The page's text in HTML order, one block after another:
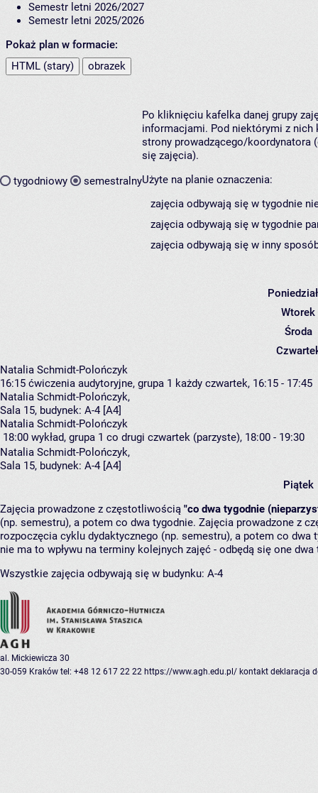
Semestr letni 2026/2027
Semestr letni 2025/2026
Pokaż plan w formacie:
HTML (stary)
obrazek
tygodniowy semestralny
Po kliknięciu kafelka danej grupy
informacjami. Pod niektórymi z nich
strony prowadzącego/koordynatora
się zajęcia).
Użyte na planie oznaczenia:
zajęcia odbywają się w tygodnie
zajęcia odbywają się w tygodnie
zajęcia odbywają się w inny
Wtorek
Środa
Natalia Schmidt-Polończyk
16:15 ćwiczenia audytoryjne, grupa 1 każdy czwartek, 16:15 - 17:45
Natalia Schmidt-Polończyk,
Sala 15, budynek: A-4 [A4]
Natalia Schmidt-Polończyk
18:00 wykład, grupa 1 co drugi czwartek (parzyste), 18:00 - 19:30
Natalia Schmidt-Polończyk,
Sala 15, budynek: A-4 [A4]
Piątek
Zajęcia prowadzone z częstotliwością "co dwa tygodnie
(np. semestru), a potem co dwa tygodnie. Zajęcia prowadzone z
rozpoczęcia cyklu dydaktycznego (np. semestru), a potem co
nie ma to wpływu na terminy kolejnych zajęć - odbędą się one
Wszystkie zajęcia odbywają się w budynku: A-4
al. Mickiewicza 30
30-059 Kraków tel: +48 12 617 22 22 https://www.agh.edu.pl/ kontakt deklaracja